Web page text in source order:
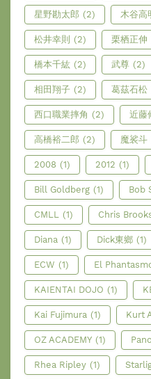
星野勘太郎 (2) 木谷高
松井幸則 (2) 栗栖正伸
橋本千紘 (2) 武尊 (2)
相田翔子 (2) 葛茲石松
西口職業摔角 (2) 近藤
高橋裕二郎 (2) 魔裟斗
2008 (1) 2012 (1)
Bill Goldberg (1) Bob
CMLL (1) Chris
Diana (1) Dick東鄉 (1)
ECW (1) El
KAIENTAI DOJO (1)
Kai Fujimura (1) Kurt
OZ ACADEMY (1)
Rhea Ripley (1)